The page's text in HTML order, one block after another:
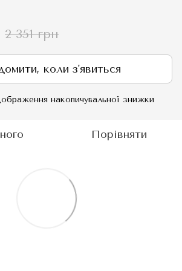
2 351 грн
коли з'явиться
накопичувальної знижки
Порівняти